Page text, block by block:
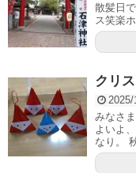
散髪日
ス笑楽
クリ
2025/
みなさ
よいよ
なり。